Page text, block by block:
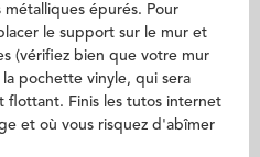
épurés. Pour
le support sur le mur et
(vérifiez bien que votre mur
pochette vinyle, qui sera
flottant. Finis les tutos internet
et où vous risquez d'abîmer